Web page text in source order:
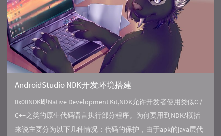
AndroidStudio NDK开发环境搭建
0x00NDK即Native Development Kit,NDK允许开发者使用类似C /
C++之类的原生代码语言执行部分程序。为何要用到NDK?概括
来说主要分为以下几种情况：代码的保护，由于apk的java层代